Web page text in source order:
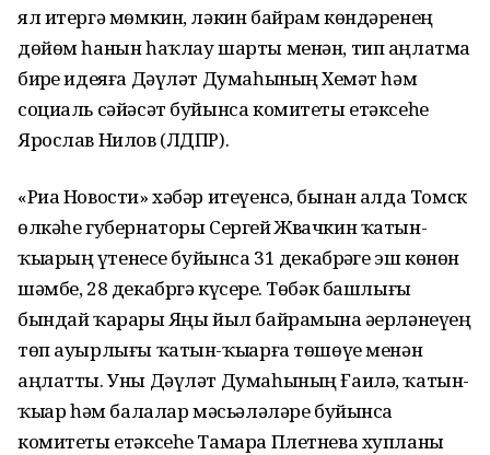
ял итергә мөмкин, ләкин байрам көндәренең
дөйөм һанын һаҡлау шарты менән, тип аңлатма
бирҙе идеяға Дәүләт Думаһының Хеҙмәт һәм
социаль сәйәсәт буйынса комитеты етәксеһе
Ярослав Нилов (ЛДПР).
«Риа Новости» хәбәр итеүенсә, бынан алда Томск
өлкәһе губернаторы Сергей Жвачкин ҡатын-
ҡыҙҙарҙың үтенесе буйынса 31 декабрҙәге эш көнөн
шәмбе, 28 декабргә күсерҙе. Төбәк башлығы
бындай ҡарарҙы Яңы йыл байрамына әҙерләнеүҙең
төп ауырлығы ҡатын-ҡыҙҙарға төшөүе менән
аңлатты. Уны Дәүләт Думаһының Ғаилә, ҡатын-
ҡыҙҙар һәм балалар мәсьәләләре буйынса
комитеты етәксеһе Тамара Плетнева хупланы